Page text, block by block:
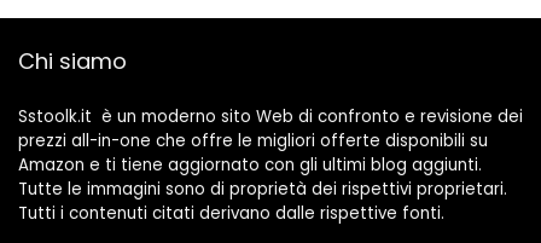
Chi siamo
Sstoolk.it è un moderno sito Web di confronto e revisione dei
prezzi all-in-one che offre le migliori offerte disponibili su
Amazon e ti tiene aggiornato con gli ultimi blog aggiunti.
Tutte le immagini sono di proprietà dei rispettivi proprietari.
Tutti i contenuti citati derivano dalle rispettive fonti.